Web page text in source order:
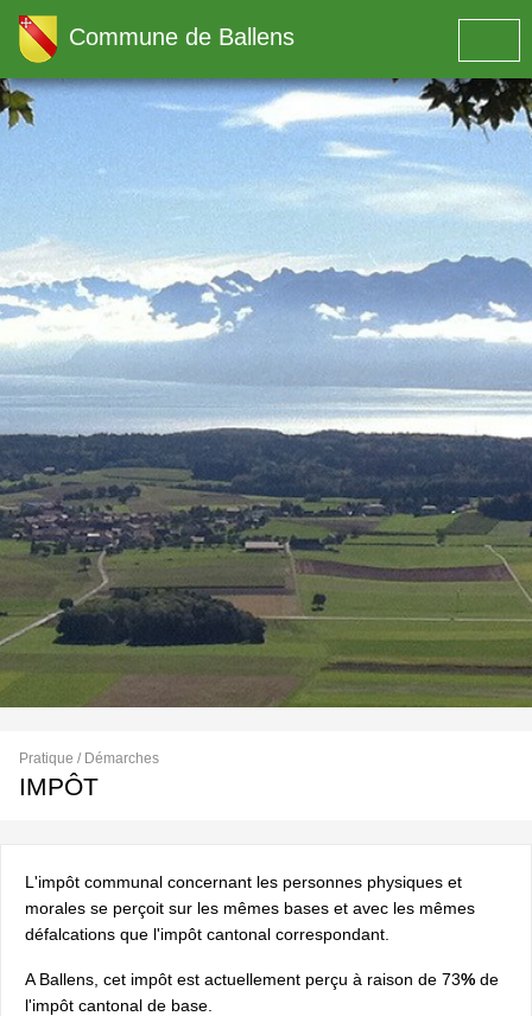
Commune de Ballens
Pratique / Démarches
IMPÔT
L'impôt communal concernant les personnes physiques et
morales se perçoit sur les mêmes bases et avec les mêmes
défalcations que l'impôt cantonal correspondant.
A Ballens, cet impôt est actuellement perçu à raison de 73% de
l'impôt cantonal de base.